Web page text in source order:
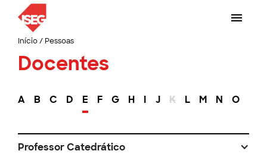
Início/ Pessoas
Docentes
A B C D E F G H I J K L M N O
Professor Catedrático